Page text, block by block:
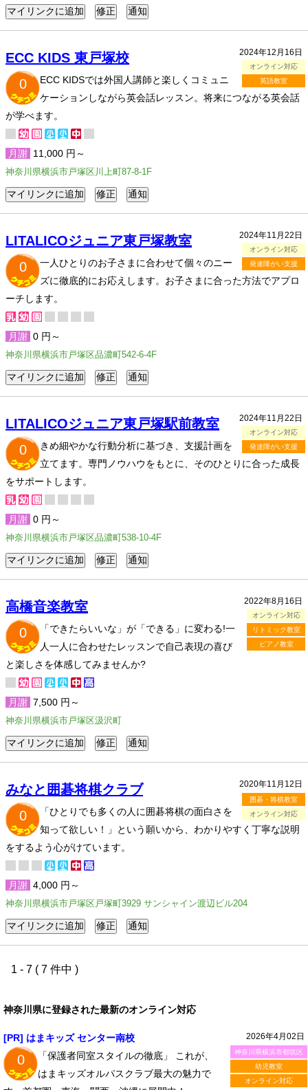
2024年12月16日
オンライン対応
英語教室
ECC KIDS 東戸塚校
0
ECC KIDSでは外国人講師と楽しくコミュニ
ケーションしながら英会話レッスン。将来につながる英会話
が学べます。
月謝 11,000 円～
神奈川県横浜市戸塚区川上町87-8-1F
2024年11月22日
オンライン対応
発達障がい支援
LITALICOジュニア東戸塚教室
0
一人ひとりのお子さまに合わせて個々のニー
ズに徹底的にお応えします。お子さまに合った方法でアプロ
ーチします。
月謝 0 円～
神奈川県横浜市戸塚区品濃町542-6-4F
2024年11月22日
オンライン対応
発達障がい支援
LITALICOジュニア東戸塚駅前教室
0
きめ細やかな行動分析に基づき、支援計画を
立てます。専門ノウハウをもとに、そのひとりに合った成長
をサポートします。
月謝 0 円～
神奈川県横浜市戸塚区品濃町538-10-4F
2022年8月16日
オンライン対応
リトミック教室
ピアノ教室
高橋音楽教室
0
「できたらいいな」が「できる」に変わる!一
人一人に合わせたレッスンで自己表現の喜び
と楽しさを体感してみませんか?
月謝 7,500 円～
神奈川県横浜市戸塚区汲沢町
2020年11月12日
囲碁・将棋教室
オンライン対応
みなと囲碁将棋クラブ
0
「ひとりでも多くの人に囲碁将棋の面白さを
知って欲しい！」という願いから、わかりやすく丁寧な説明
をするよう心がけています。
月謝 4,000 円～
神奈川県横浜市戸塚区戸塚町3929 サンシャイン渡辺ビル204
1 - 7 ( 7 件中 )
神奈川県に登録された最新のオンライン対応
2026年4月02日
神奈川県横浜市都筑区
幼児教室
オンライン対応
[PR] はまキッズ センター南校
0
「保護者同室スタイルの徹底」 これが、
はまキッズオルパスクラブ最大の魅力で